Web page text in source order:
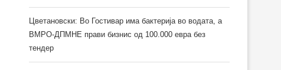
Цветановски: Во Гостивар има бактерија во водата, а
ВМРО-ДПМНЕ прави бизнис од 100.000 евра без
тендер